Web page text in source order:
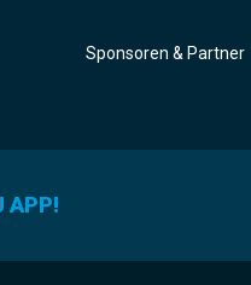
Sponsoren & Partner
APP!